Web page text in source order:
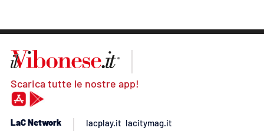
Scarica tutte le nostre app!
LaC Network
lacplay.it lacitymag.it